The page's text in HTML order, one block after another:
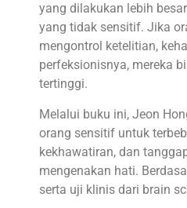
yang dilakukan lebih
yang tidak sensitif. Jika
mengontrol ketelitian,
perfeksionisnya, mereka
tertinggi.
Melalui buku ini, Jeon
orang sensitif untuk
kekhawatiran, dan
mengenakan hati.
serta uji klinis dari brain